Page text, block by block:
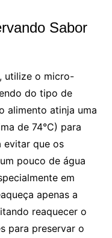
Sabor
utilize o micro-
do tipo de
alimento atinja uma
de 74°C) para
evitar que os
pouco de água
em
apenas a
reaquecer o
para preservar o